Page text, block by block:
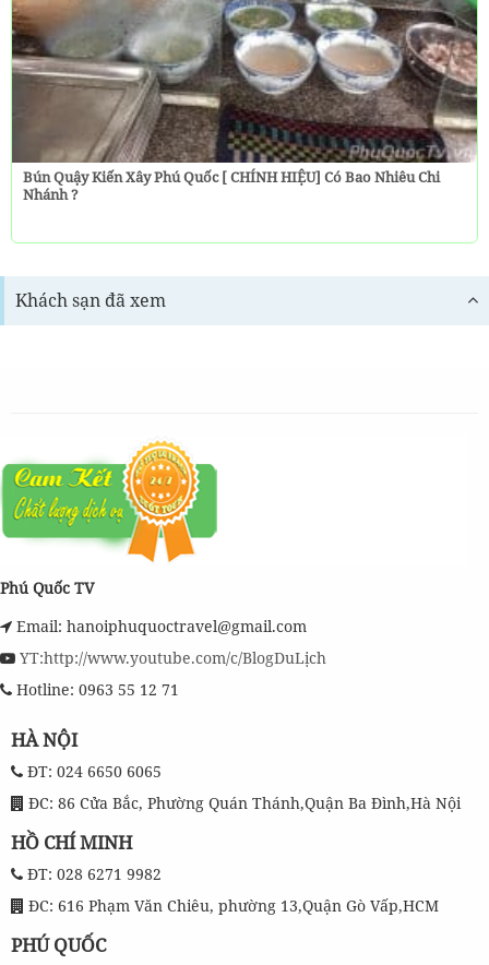
Bún Quậy Kiến Xây Phú Quốc [ CHÍNH HIỆU] Có Bao Nhiêu Chi
Nhánh ?
Khách sạn đã xem
Phú Quốc TV
Email: hanoiphuquoctravel@gmail.com
YT:http://www.youtube.com/c/BlogDuLịch
Hotline: 0963 55 12 71
HÀ NỘI
ĐT: 024 6650 6065
ĐC: 86 Cửa Bắc, Phường Quán Thánh,Quận Ba Đình,Hà Nội
HỒ CHÍ MINH
ĐT: 028 6271 9982
ĐC: 616 Phạm Văn Chiêu, phường 13,Quận Gò Vấp,HCM
PHÚ QUỐC